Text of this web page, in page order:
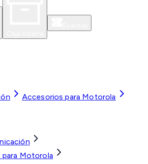
Accesorios para Motorola
Motorola